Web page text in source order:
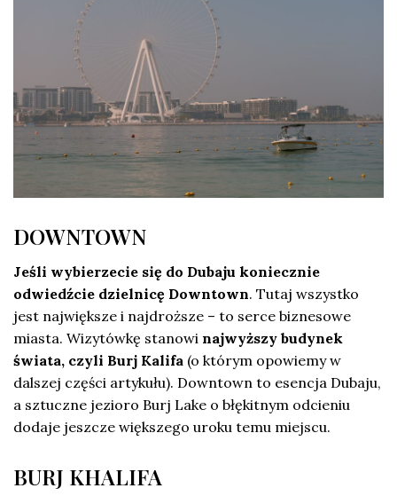
DOWNTOWN
Jeśli wybierzecie się do Dubaju koniecznie
odwiedźcie dzielnicę Downtown. Tutaj wszystko
jest największe i najdroższe – to serce biznesowe
miasta. Wizytówkę stanowi najwyższy budynek
świata, czyli Burj Kalifa (o którym opowiemy w
dalszej części artykułu). Downtown to esencja Dubaju,
a sztuczne jezioro Burj Lake o błękitnym odcieniu
dodaje jeszcze większego uroku temu miejscu.
BURJ KHALIFA